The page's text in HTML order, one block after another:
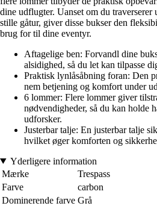
dine udflugter. Uanset om du
stille gåtur, giver disse bukser den
brug for til dine eventyr.
Aftagelige ben: Forvandl dine
alsidighed, så du let kan tilpasse
Praktisk lynlåsåbning foran: Den
nem betjening og komfort under
6 lommer: Flere lommer giver
nødvendigheder, så du kan holde
udforsker.
Justerbar talje: En justerbar talje
hvilket øger komforten og
Yderligere information
Mærke
Trespass
Farve
carbon
Dominerende farve Grå